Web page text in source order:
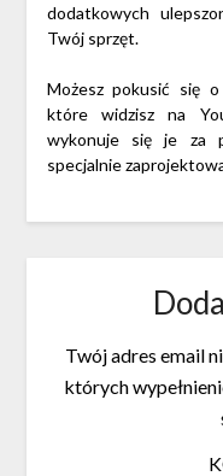
dodatkowych
Twój sprzęt.
Możesz pokusić się
które widzisz na
wykonuje się je za
specjalnie
Twój adres email
których